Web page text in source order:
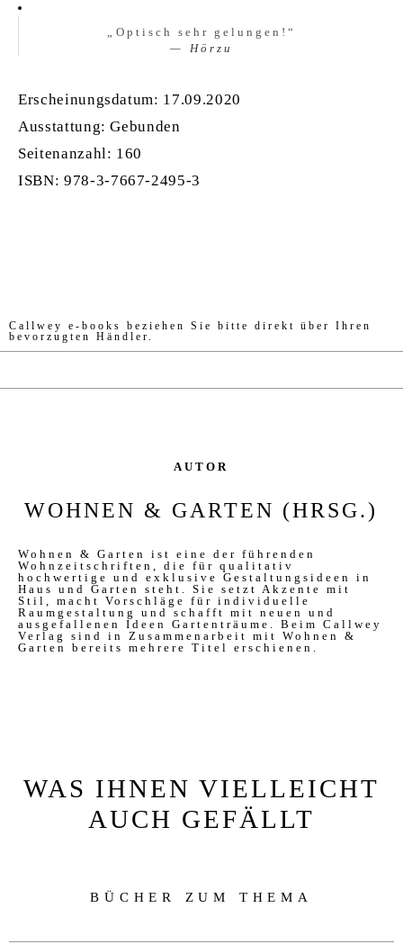
Optisch sehr gelungen! “
Hörzu
Erscheinungsdatum: 17.09.2020
Ausstattung: Gebunden
Seitenanzahl: 160
ISBN: 978-3-7667-2495-3
Callwey e-books beziehen Sie bitte direkt über Ihren
bevorzugten Händler.
AUTOR
WOHNEN & GARTEN (HRSG.)
Wohnen & Garten ist eine der führenden
Wohnzeitschriften, die für qualitativ
hochwertige und exklusive Gestaltungsideen in
Haus und Garten steht. Sie setzt Akzente mit
Stil, macht Vorschläge für individuelle
Raumgestaltung und schafft mit neuen und
ausgefallenen Ideen Gartenträume. Beim Callwey
Verlag sind in Zusammenarbeit mit Wohnen &
Garten bereits mehrere Titel erschienen.
WAS IHNEN VIELLEICHT
AUCH GEFÄLLT
BÜCHER ZUM THEMA